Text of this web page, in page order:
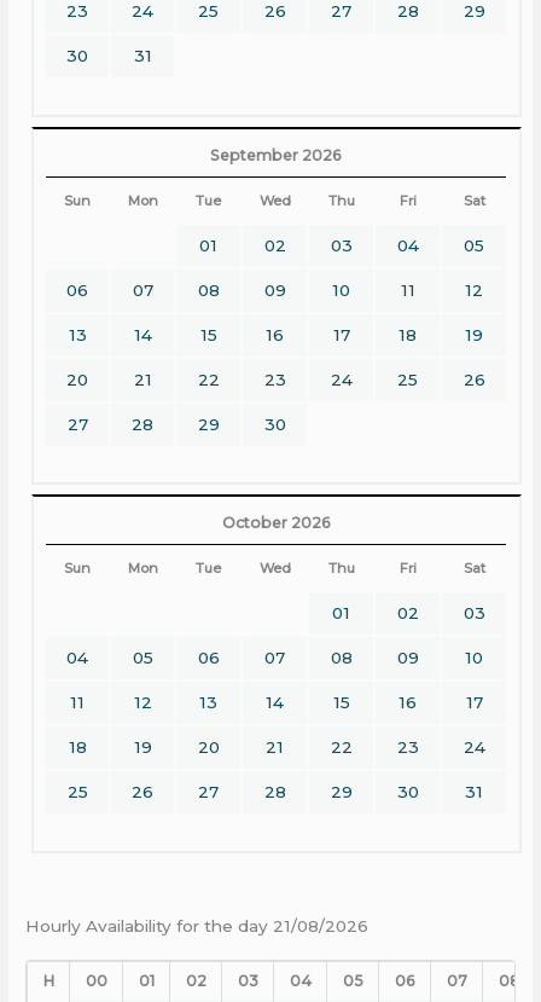
23 24 25 26 27 28 29
30 31
September 2026
Sun Mon Tue Wed Thu Fri Sat
01 02 03 04 05
06 07 08 09 10 11 12
13 14 15 16 17 18 19
20 21 22 23 24 25 26
27 28 29 30
October 2026
Sun Mon Tue Wed Thu Fri Sat
01 02 03
04 05 06 07 08 09 10
11 12 13 14 15 16 17
18 19 20 21 22 23 24
25 26 27 28 29 30 31
Hourly Availability for the day 21/08/2026
H 00 01 02 03 04 05 06 07 08